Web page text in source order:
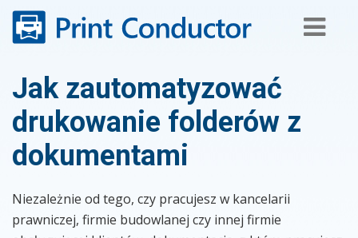
Skip
Jak zautomatyzować
drukowanie folderów z
dokumentami
Niezależnie od tego, czy pracujesz w kancelarii
prawniczej, firmie budowlanej czy innej firmie